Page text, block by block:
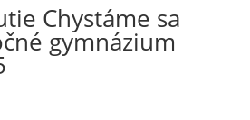
Chystáme sa
gymnázium